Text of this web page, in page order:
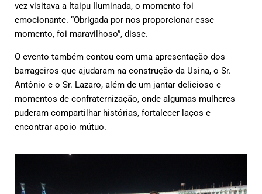
vez visitava a Itaipu Iluminada, o momento foi
emocionante. “Obrigada por nos proporcionar esse
momento, foi maravilhoso”, disse.
O evento também contou com uma apresentação dos
barrageiros que ajudaram na construção da Usina, o Sr.
Antônio e o Sr. Lazaro, além de um jantar delicioso e
momentos de confraternização, onde algumas mulheres
puderam compartilhar histórias, fortalecer laços e
encontrar apoio mútuo.